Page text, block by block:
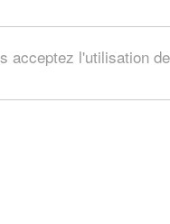
l'utilisation